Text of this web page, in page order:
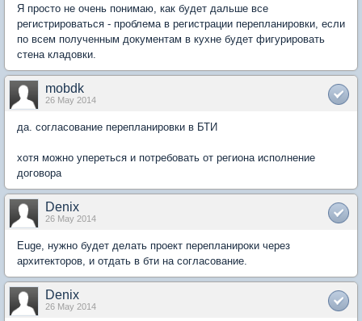
Я просто не очень понимаю, как будет дальше все
регистрироваться - проблема в регистрации перепланировки, если
по всем полученным документам в кухне будет фигурировать
стена кладовки.
mobdk
26 May 2014
да. согласование перепланировки в БТИ
хотя можно упереться и потребовать от региона исполнение
договора
Denix
26 May 2014
Euge, нужно будет делать проект перепланироки через
архитекторов, и отдать в бти на согласование.
Denix
26 May 2014